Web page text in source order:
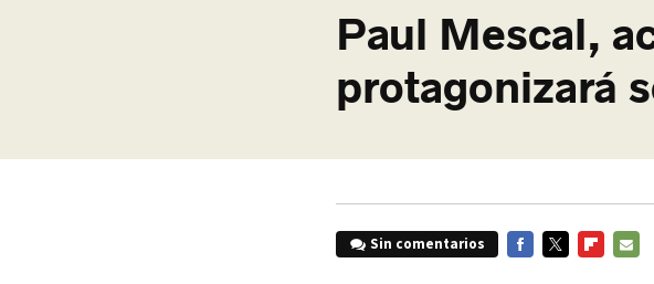
Paul Mescal,
protagonizará
Sin comentarios